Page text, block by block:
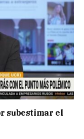
subestimar el